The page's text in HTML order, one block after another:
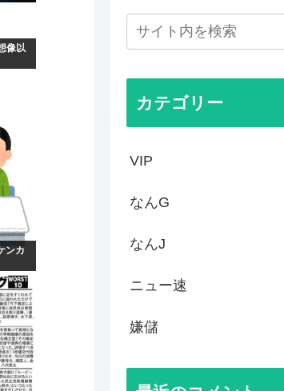
(56歳)、女子中学生をナイフで脅し性的暴...
もいいけど、日本人の税金使って日本人批判...
！」日本を旅行した外国人が患う新たな症状「...
像以
ンカ
カテゴリー
VIP
なんG
なんJ
ニュー速
嫌儲